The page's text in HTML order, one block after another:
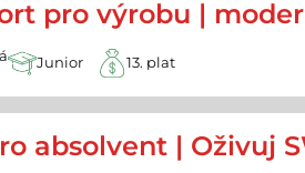
pro výrobu |
Junior 13. plat
absolvent | Oživuj